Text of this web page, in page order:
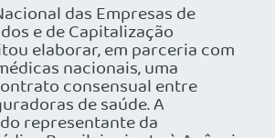
das Empresas de
e de Capitalização
elaborar, em parceria com
nacionais, uma
consensual entre
de saúde. A
representante da